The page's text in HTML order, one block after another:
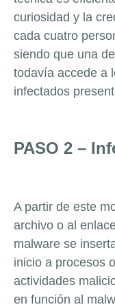
curiosidad y la
cada cuatro
siendo que una
todavía accede a
infectados
PASO 2 –
A partir de este
archivo o al
malware se
inicio a procesos
actividades
en función al